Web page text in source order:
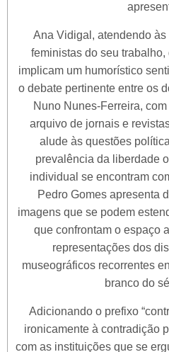
Ana Vidigal, atendendo
feministas do seu
implicam um humorístico
o debate pertinente entre os
Nuno Nunes-Ferreira,
arquivo de jornais e
alude às questões
prevalência da liberdade
individual se encontram
Pedro Gomes apresenta
imagens que se podem
que confrontam o espaço
representações dos
museográficos recorrentes
branco do
Adicionando o prefixo
ironicamente à contradição
com as instituições que se